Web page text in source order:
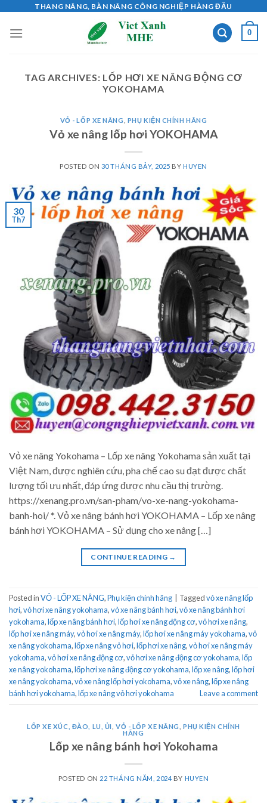
content
THANG NÂNG, BÀN NÂNG CÔNG NGHIỆP HÀNG ĐẦU
0
TAG ARCHIVES: LỐP HƠI XE NÂNG ĐỘNG CƠ
YOKOHAMA
VỎ - LỐP XE NÂNG PHỤ KIỆN CHÍNH HÃNG
Vỏ xe nâng lốp hơi YOKOHAMA
POSTED ON 30 THÁNG BẢY, 2025 BYHUYEN
30
Th7
Vỏ xe nâng Yokohama – Lốp xe nâng Yokohama sản xuất tại
Việt Nam, được nghiên cứu, pha chế cao su đạt được chất
lượng tối ưu nhất, đáp ứng được nhu cầu thị trường.
https://xenang.pro.vn/san-pham/vo-xe-nang-yokohama-
banh-hoi/ *. Vỏ xe nâng bánh hơi YOKOHAMA – Lốp xe nâng
bánh hơi YOKOHAMA – Sử dụng cho xe nâng […]
CONTINUE READING →
Posted inVỎ - LỐP XE NÂNG,Phụ kiện chính hãng Taggedvỏ xe nâng lốp
hơi,vỏ hơi xe nâng yokohama,vỏ xe nâng bánh hơi,vỏ xe nâng bánh hơi
yokohama,lốp xe nâng bánh hơi,lốp hơi xe nâng động cơ,vỏ hơi xe nâng,
lốp hơi xe nâng máy,vỏ hơi xe nâng máy,lốp hơi xe nâng máy yokohama,vỏ
xe nâng yokohama,lốp xe nâng vỏ hơi,lốp hơi xe nâng,vỏ hơi xe nâng máy
yokohama,vỏ hơi xe nâng động cơ,vỏ hơi xe nâng động cơ yokohama,lốp
xe nâng yokohama,lốp hơi xe nâng động cơ yokohama,lốp xe nâng,lốp hơi
xe nâng yokohama,vỏ xe nâng lốp hơi yokohama,vỏ xe nâng,lốp xe nâng
bánh hơi yokohama,lốp xe nâng vỏ hơi yokohama Leave a comment
LỐP XE XÚC, ĐÀO, LU, ỦI ,VỎ - LỐP XE NÂNG ,PHỤ KIỆN CHÍNH
HÃNG
Lốp xe nâng bánh hơi Yokohama
POSTED ON 22 THÁNG NĂM, 2024 BY HUYEN